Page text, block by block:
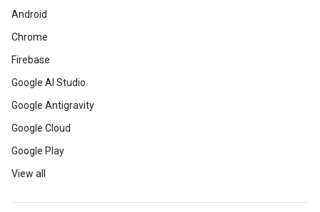
Android
Chrome
Firebase
Google AI Studio
Google Antigravity
Google Cloud
Google Play
View all